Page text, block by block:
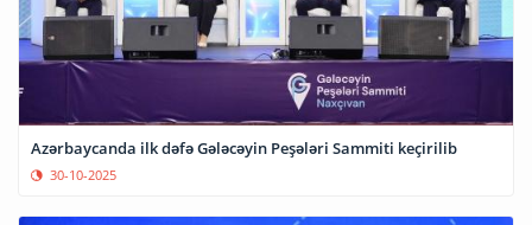
Azərbaycanda ilk dəfə Gələcəyin Peşələri Sammiti keçirilib
30-10-2025